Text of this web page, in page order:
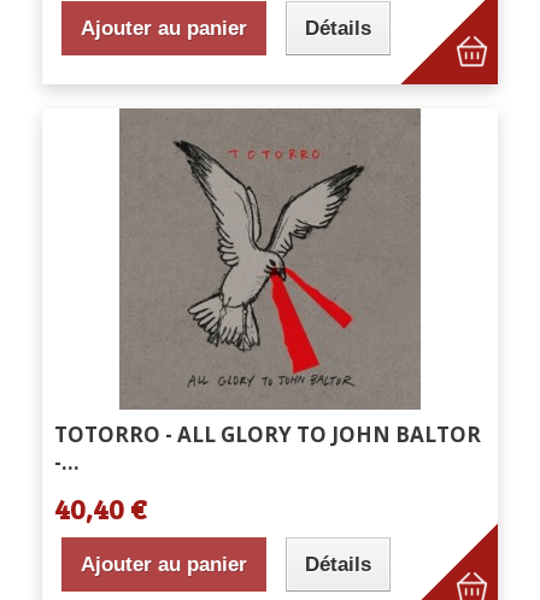
Ajouter au panier Détails
TOTORRO - ALL GLORY TO JOHN BALTOR
-...
40,40 €
Ajouter au panier Détails